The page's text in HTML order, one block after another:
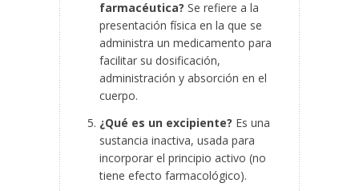
farmacéutica? Se refiere a la
presentación física en la que se
administra un medicamento para
facilitar su dosificación,
administración y absorción en el
cuerpo.
¿Qué es un excipiente? Es una
sustancia inactiva, usada para
incorporar el principio activo (no
tiene efecto farmacológico).